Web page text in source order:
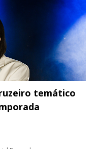
temático